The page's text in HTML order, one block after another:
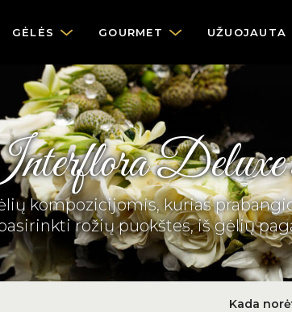
GĖLĖS GOURMET UŽUOJAUTA
Deluxe
kompozicijomis, kurias
rožių puokštes, iš gėlių
Kada